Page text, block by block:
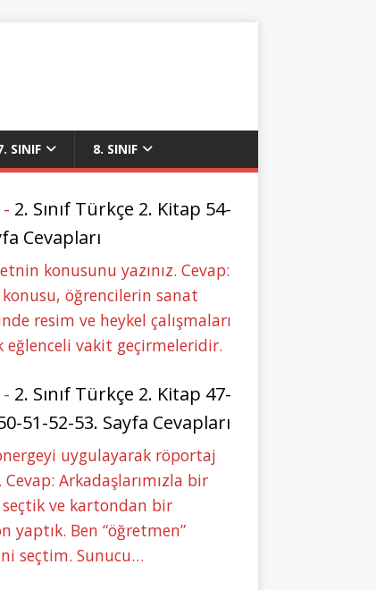
SINIF 8. SINIF
- 2. Sınıf Türkçe 2. Kitap 54-
Cevapları
konusunu yazınız. Cevap:
öğrencilerin sanat
resim ve heykel çalışmaları
eğlenceli vakit geçirmeleridir.
- 2. Sınıf Türkçe 2. Kitap 47-
51-52-53. Sayfa Cevapları
uygulayarak röportaj
Cevap: Arkadaşlarımızla bir
ve kartondan bir
yaptık. Ben “öğretmen”
seçtim. Sunucu…